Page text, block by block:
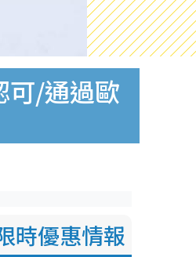
可/通過歐
時優惠情報